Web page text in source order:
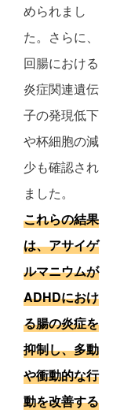
められまし
た。さらに、
回腸における
炎症関連遺伝
子の発現低下
や杯細胞の減
少も確認され
ました。
これらの結果
は、アサイゲ
ルマニウムが
ADHDにおけ
る腸の炎症を
抑制し、多動
や衝動的な行
動を改善する